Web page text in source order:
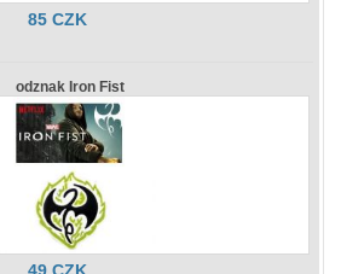
85 CZK
odznak Iron Fist